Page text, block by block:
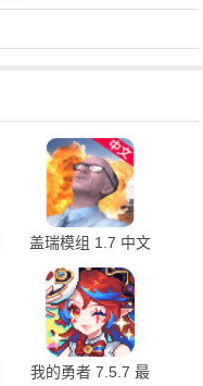
盖瑞模组 1.7 中文
版
我的勇者 7.5.7 最